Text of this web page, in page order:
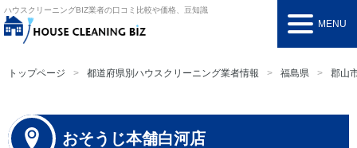
ハウスクリーニングBIZ業者の口コミ比較や価格、豆知識
MENU
トップページ 都道府県別ハウスクリーニング業者情報 福島県 郡山
おそうじ本舗白河店